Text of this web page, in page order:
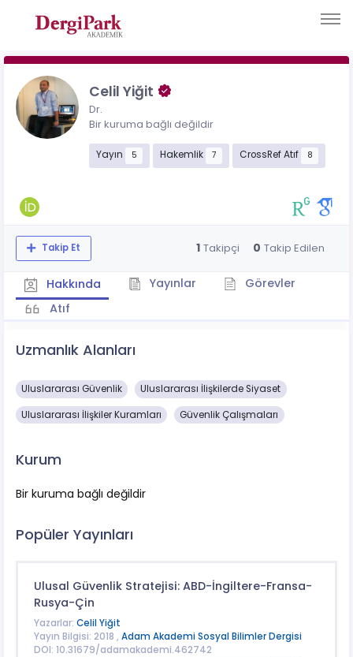
Celil Yiğit
Dr.
Bir kuruma bağlı değildir
Yayın 5 Hakemlik 7 CrossRef Atıf 8
Takip Et 1 Takipçi 0 Takip Edilen
Hakkında Yayınlar
Görevler
Atıf
Uzmanlık Alanları
Uluslararası Güvenlik Uluslararası İlişkilerde Siyaset
Uluslararası İlişkiler Kuramları Güvenlik Çalışmaları
Kurum
Bir kuruma bağlı değildir
Popüler Yayınları
Ulusal Güvenlik Stratejisi: ABD-İngiltere-Fransa-
Rusya-Çin
Yazarlar: Celil Yiğit
Yayın Bilgisi: 2018 , Adam Akademi Sosyal Bilimler Dergisi
DOI: 10.31679/adamakademi.462742